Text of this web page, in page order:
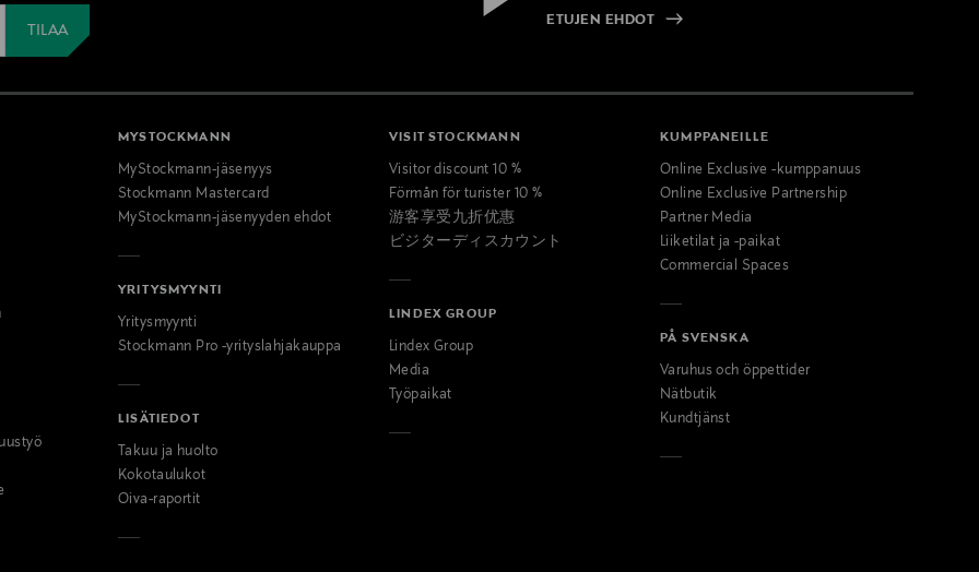
ETUJEN EHDOT
MYSTOCKMANN
MyStockmann-jäsenyys
Stockmann Mastercard
MyStockmann-jäsenyyden ehdot
YRITYSMYYNTI
Yritysmyynti
Stockmann Pro -yrityslahjakauppa
LISÄTIEDOT
Takuu ja huolto
Kokotaulukot
Oiva-raportit
VISIT STOCKMANN
Visitor discount 10 %
Förmån för turister 10 %
游客享受九折优惠
ビジターディスカウント
LINDEX GROUP
Lindex Group
Media
Työpaikat
KUMPPANEILLE
Online Exclusive -kumppanuus
Online Exclusive Partnership
Partner Media
Liiketilat ja -paikat
Commercial Spaces
PÅ SVENSKA
Varuhus och öppettider
Nätbutik
Kundtjänst